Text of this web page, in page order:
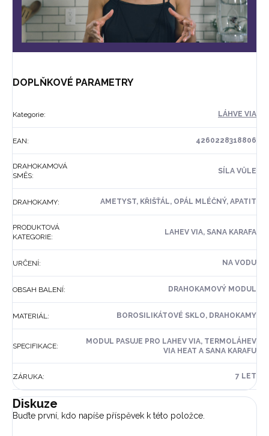
DOPLŇKOVÉ PARAMETRY
Kategorie: LÁHVE VIA
EAN: 4260228318806
DRAHOKAMOVÁ
SMĚS:
SÍLA VŮLE
DRAHOKAMY: AMETYST, KŘIŠŤÁL, OPÁL MLÉČNÝ, APATIT
PRODUKTOVÁ
KATEGORIE:
LAHEV VIA, SANA KARAFA
URČENÍ: NA VODU
OBSAH BALENÍ: DRAHOKAMOVÝ MODUL
MATERIÁL : BOROSILIKÁTOVÉ SKLO, DRAHOKAMY
SPECIFIKACE:
MODUL PASUJE PRO LAHEV VIA, TERMOLÁHEV
VIA HEAT A SANA KARAFU
ZÁRUKA: 7 LET
Diskuze
Buďte první, kdo napíše příspěvek k této položce.